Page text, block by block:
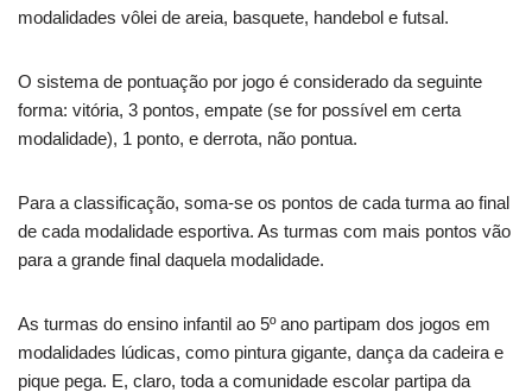
modalidades vôlei de areia, basquete, handebol e futsal.
O sistema de pontuação por jogo é considerado da seguinte
forma: vitória, 3 pontos, empate (se for possível em certa
modalidade), 1 ponto, e derrota, não pontua.
Para a classificação, soma-se os pontos de cada turma ao final
de cada modalidade esportiva. As turmas com mais pontos vão
para a grande final daquela modalidade.
As turmas do ensino infantil ao 5º ano partipam dos jogos em
modalidades lúdicas, como pintura gigante, dança da cadeira e
pique pega. E, claro, toda a comunidade escolar partipa da